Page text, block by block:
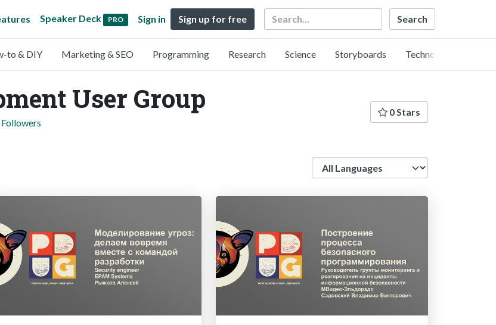
Speaker Deck PRO Sign in Sign up for free Search
to & DIY Marketing & SEO Programming Research Science Storyboards Technology
User Group 0 Stars